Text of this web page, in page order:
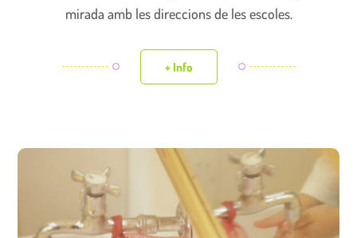
mirada amb les direccions de les escoles.
+ Info